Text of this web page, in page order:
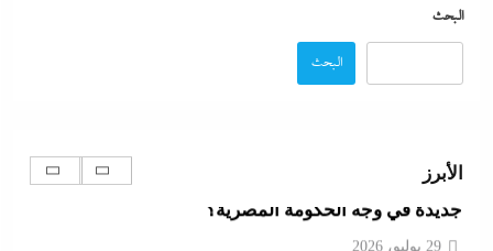
البحث
البحث
الأبرز
بعد ممدانى، عبد الرحمن السيد يرعبهم: إيباك الصهيونية
تنفق ملايين الدولارات لإنقاذ المد الإسرائيلي في أمريكا
29 يوليو، 2026
جديدة في وجه الحكومة المصرية؟
29 يوليو، 2026